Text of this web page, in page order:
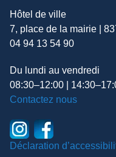
Hôtel de ville
7, place de la mairie |
04 94 13 54 90
Du lundi au vendredi
08:30–12:00 |
Contactez nous
Déclaration